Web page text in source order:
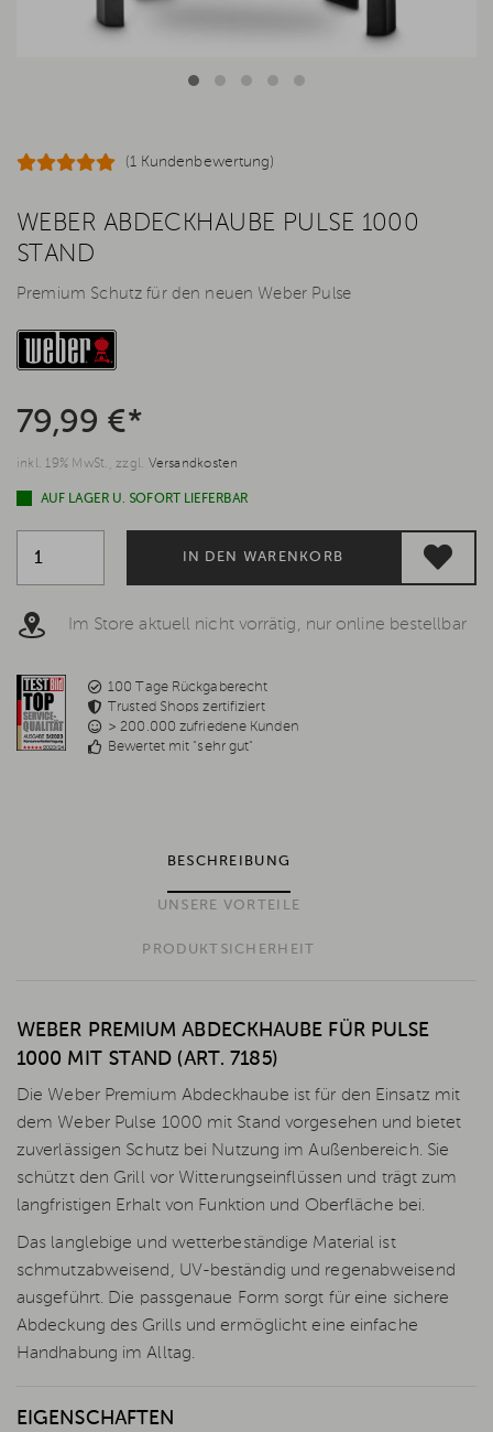
(1 Kundenbewertung)
WEBER ABDECKHAUBE PULSE 1000
STAND
Premium Schutz für den neuen Weber Pulse
79,99 €*
inkl. 19% MwSt., zzgl. Versandkosten
AUF LAGER U. SOFORT LIEFERBAR
IN DEN WARENKORB
Im Store aktuell nicht vorrätig, nur online bestellbar
100 Tage Rückgaberecht
Trusted Shops zertifiziert
> 200.000 zufriedene Kunden
Bewertet mit "sehr gut"
BESCHREIBUNG
UNSERE VORTEILE
PRODUKTSICHERHEIT
WEBER PREMIUM ABDECKHAUBE FÜR PULSE
1000 MIT STAND (ART. 7185)
Die Weber Premium Abdeckhaube ist für den Einsatz mit
dem Weber Pulse 1000 mit Stand vorgesehen und bietet
zuverlässigen Schutz bei Nutzung im Außenbereich. Sie
schützt den Grill vor Witterungseinflüssen und trägt zum
langfristigen Erhalt von Funktion und Oberfläche bei.
Das langlebige und wetterbeständige Material ist
schmutzabweisend, UV-beständig und regenabweisend
ausgeführt. Die passgenaue Form sorgt für eine sichere
Abdeckung des Grills und ermöglicht eine einfache
Handhabung im Alltag.
EIGENSCHAFTEN